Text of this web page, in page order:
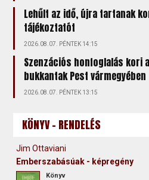
Lehűlt az idő, újra tartanak
tájékoztatót
2026.08.07. PÉNTEK 14:15
Szenzációs honfoglalás kori
bukkantak Pest vármegyében
2026.08.07. PÉNTEK 13:15
KÖNYV - RENDELÉS
Jim Ottaviani
Emberszabásúak - képregény
Könyv